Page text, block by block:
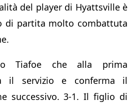
del player di Hyattsville è
di partita molto combattuta
Tiafoe che alla prima
il servizio e conferma il
successivo. 3-1. Il figlio di